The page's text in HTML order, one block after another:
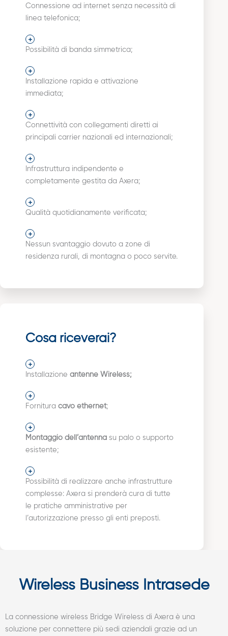
Connessione ad internet senza necessità di
linea telefonica;
Possibilità di banda simmetrica;
Installazione rapida e attivazione
immediata;
Connettività con collegamenti diretti ai
principali carrier nazionali ed internazionali;
Infrastruttura indipendente e
completamente gestita da Axera;
Qualità quotidianamente verificata;
Nessun svantaggio dovuto a zone di
residenza rurali, di montagna o poco servite.
Cosa riceverai?
Installazione antenne Wireless;
Fornitura cavo ethernet;
Montaggio dell’antenna su palo o supporto
esistente;
Possibilità di realizzare anche infrastrutture
complesse: Axera si prenderà cura di tutte
le pratiche amministrative per
l’autorizzazione presso gli enti preposti.
Wireless Business Intrasede
La connessione wireless Bridge Wireless di Axera è una
soluzione per connettere più sedi aziendali grazie ad un